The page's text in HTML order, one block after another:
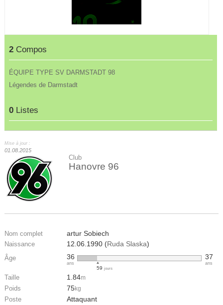
2 Compos
ÉQUIPE TYPE SV DARMSTADT 98
Légendes de Darmstadt
0 Listes
Mise à jour :
01.08.2015
Club
Hanovre 96
Nom complet artur Sobiech
Naissance 12.06.1990 (Ruda Slaska)
Âge 36
ans
59jours
37
ans
Taille 1.84m
Poids 75kg
Poste Attaquant